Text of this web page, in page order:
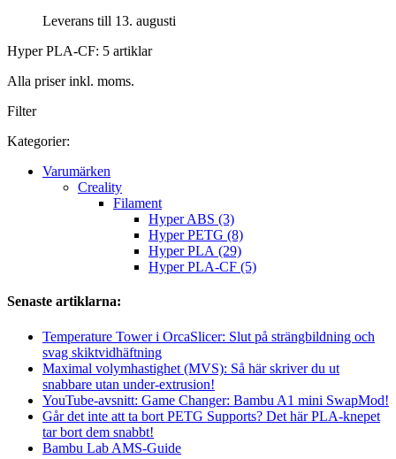
Leverans till 13. augusti
Hyper PLA-CF: 5 artiklar
Alla priser inkl. moms.
Filter
Kategorier:
Varumärken
Creality
Filament
Hyper ABS (3)
Hyper PETG (8)
Hyper PLA (29)
Hyper PLA-CF (5)
Senaste artiklarna:
Temperature Tower i OrcaSlicer: Slut på strängbildning och
svag skiktvidhäftning
Maximal volymhastighet (MVS): Så här skriver du ut
snabbare utan under-extrusion!
YouTube-avsnitt: Game Changer: Bambu A1 mini SwapMod!
Går det inte att ta bort PETG Supports? Det här PLA-knepet
tar bort dem snabbt!
Bambu Lab AMS-Guide